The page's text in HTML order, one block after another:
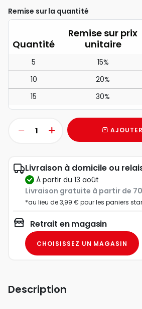
Remise sur la quantité
Quantité
Remise sur prix
unitaire
5 15%
10
20%
15
30%
Livraison à domicile ou
à partir du 13 août
Livraison gratuite à partir de
*au lieu de 3,99 € pour les paniers
Retrait en magasin
CHOISISSEZ UN MAGASIN
Description